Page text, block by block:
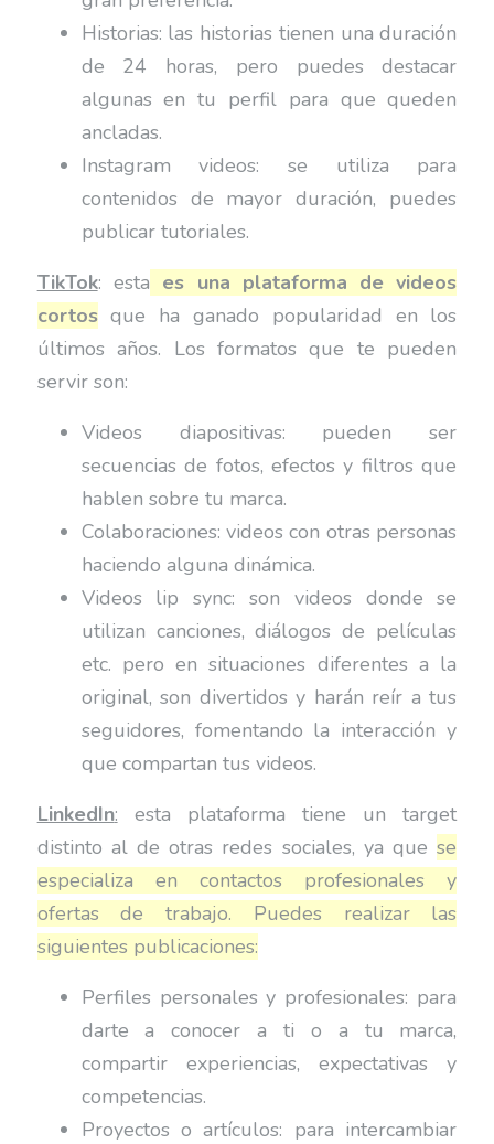
Historias: las historias tienen una duración
de 24 horas, pero puedes destacar
algunas en tu perfil para que queden
ancladas.
Instagram videos: se utiliza para
contenidos de mayor duración, puedes
publicar tutoriales.
TikTok: esta es una plataforma de videos
cortosque ha ganado popularidad en los
últimos años. Los formatos que te pueden
servir son:
Videos diapositivas: pueden ser
secuencias de fotos, efectos y filtros que
hablen sobre tu marca.
Colaboraciones: videos con otras personas
haciendo alguna dinámica.
Videos lip sync: son videos donde se
utilizan canciones, diálogos de películas
etc. pero en situaciones diferentes a la
original, son divertidos y harán reír a tus
seguidores, fomentando la interacción y
que compartan tus videos.
LinkedIn: esta plataforma tiene un target
distinto al de otras redes sociales, ya quese
especializa en contactos profesionales y
ofertas de trabajo. Puedes realizar las
siguientes publicaciones:
Perfiles personales y profesionales: para
darte a conocer a ti o a tu marca,
compartir experiencias, expectativas y
competencias.
Proyectos o artículos: para intercambiar